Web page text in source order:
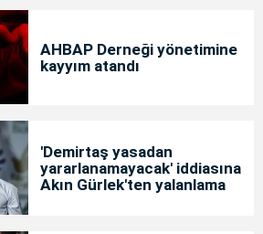
AHBAP Derneği yönetimine
kayyım atandı
'Demirtaş yasadan
yararlanamayacak' iddiasına
Akın Gürlek'ten yalanlama